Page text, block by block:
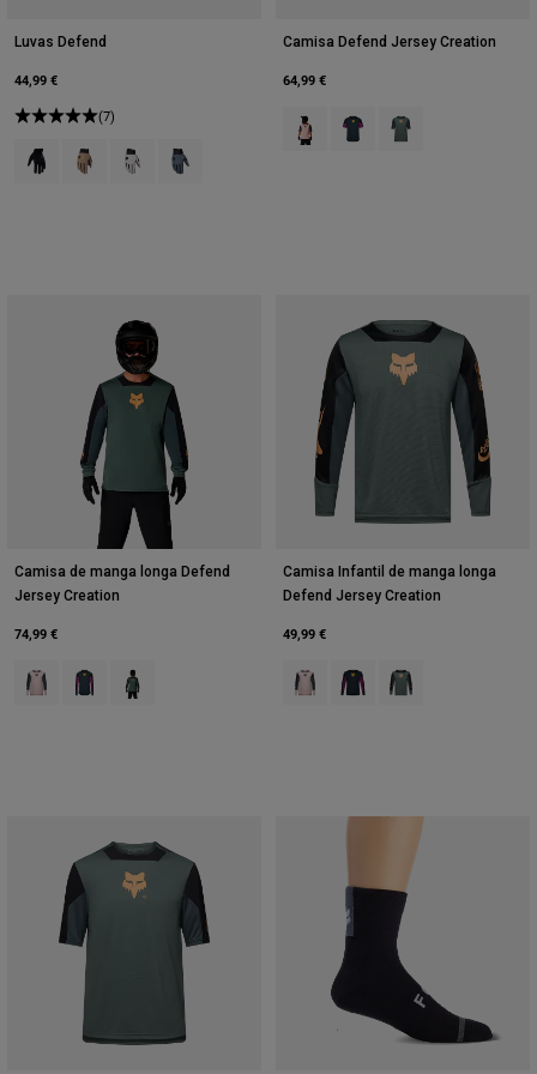
Luvas Defend
44,99 €
(7)
Product swatch type of Preto.
Product swatch type of Açúcar mascavado.
Product swatch type of Giz Branco.
Product swatch type of Azul Cobalto Profundo.
Camisa Defend Jersey Creation
64,99 €
Product swatch type of Cor-de-
Product swatch type of
Product swatch
Camisa de manga longa Defend
Jersey Creation
74,99 €
Product swatch type of Cor-de-rosa.
Product swatch type of Galaxy Blue.
Product swatch type of Sábio Verde.
Camisa Infantil de manga longa
Defend Jersey Creation
49,99 €
Product swatch type of Cor-de-
Product swatch type of
Product swatch